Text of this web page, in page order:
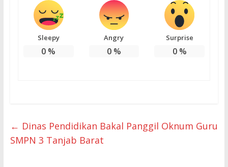
Sleepy
0 %
Angry
0%
Surprise
0%
← Dinas Pendidikan Bakal Panggil Oknum Guru
SMPN 3 Tanjab Barat